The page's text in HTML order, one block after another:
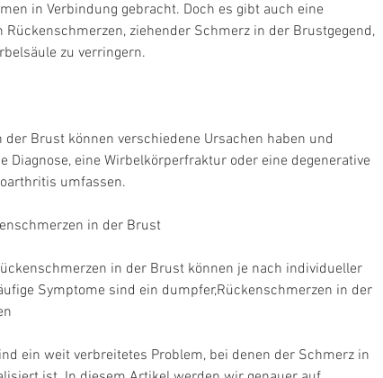
in Verbindung gebracht. Doch es gibt auch eine
Rückenschmerzen, ziehender Schmerz in der Brustgegend,
zu verringern.
der Brust können verschiedene Ursachen haben und
Diagnose, eine Wirbelkörperfraktur oder eine degenerative
umfassen.
in der Brust
in der Brust können je nach individueller
Symptome sind ein dumpfer,Rückenschmerzen in der
ein weit verbreitetes Problem, bei denen der Schmerz in